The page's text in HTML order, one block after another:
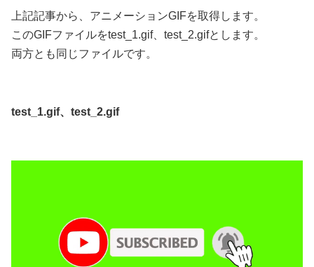
上記記事から、アニメーションGIFを取得します。
このGIFファイルをtest_1.gif、test_2.gifとします。
両方とも同じファイルです。
test_1.gif、test_2.gif